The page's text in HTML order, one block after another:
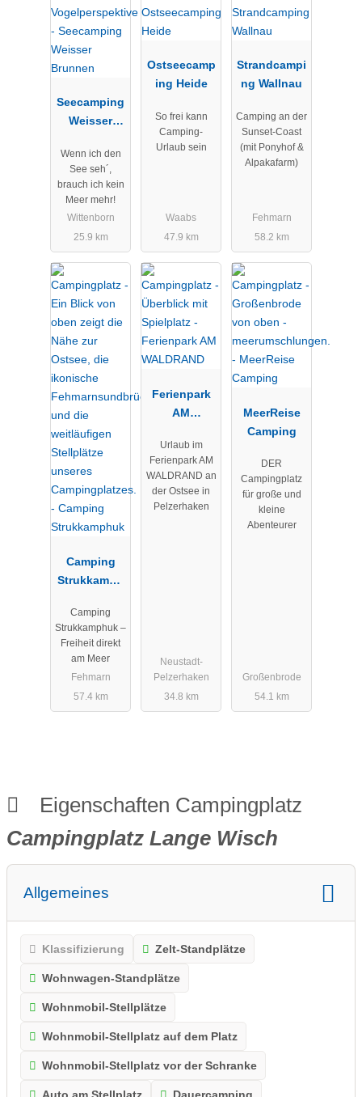
Seecamping
Weisser
Wenn ich den
See seh´,
brauch ich kein
Meer mehr!
Wittenborn
25.9 km
Ostseecamp
ing Heide
So frei kann
Camping-
Urlaub sein
Waabs
47.9 km
Strandcampi
ng Wallnau
Camping an der
Sunset-Coast
(mit Ponyhof &
Alpakafarm)
Fehmarn
58.2 km
Camping
Strukkamph
Camping
Strukkamphuk –
Freiheit direkt
am Meer
Fehmarn
57.4 km
Ferienpark
AM
Urlaub im
Ferienpark AM
WALDRAND an
der Ostsee in
Pelzerhaken
Neustadt-
Pelzerhaken
34.8 km
MeerReise
Camping
DER
Campingplatz
für große und
kleine
Abenteurer
Großenbrode
54.1 km
Eigenschaften Campingplatz
Campingplatz Lange Wisch
Allgemeines
Klassifizierung Zelt-Standplätze
Wohnwagen-Standplätze
Wohnmobil-Stellplätze
Wohnmobil-Stellplatz auf dem Platz
Wohnmobil-Stellplatz vor der Schranke